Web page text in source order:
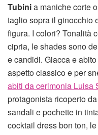
Tubinia maniche corte
taglio sopra il ginocchio
figura. I colori? Tonalità
cipria, le shades sono
e candidi. Giacca e
aspetto classico e per
abiti da cerimonia Luisa
protagonista ricoperto
sandali e pochette in
cocktail dress bon ton,